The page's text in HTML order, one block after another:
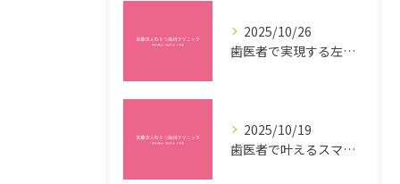
2025/10/26
歯医者で実現する左右対称治療のポイントと矯正治療選びの疑問解決ガイド
2025/10/19
歯医者で叶えるスマイルメイクオーバーなら福岡県福岡市博多区博多駅前の最新矯正治療解説